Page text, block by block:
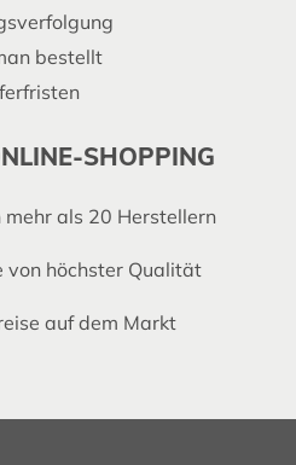
bestellt
SHOPPING
mehr als 20 Herstellern
von höchster Qualität
auf dem Markt